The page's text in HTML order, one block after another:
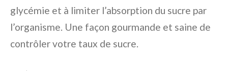
glycémie et à limiter l’absorption du sucre par
l’organisme. Une façon gourmande et saine de
contrôler votre taux de sucre.